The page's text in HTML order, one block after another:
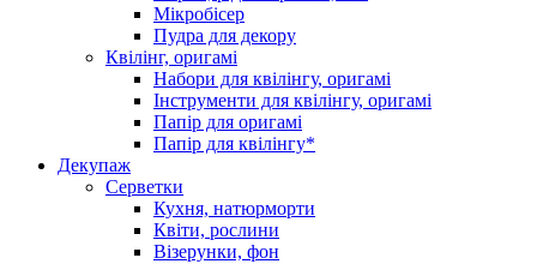
Мікробісер
Пудра для декору
Квілінг, оригамі
Набори для квілінгу, оригамі
Інструменти для квілінгу, оригамі
Папір для оригамі
Папір для квілінгу*
Декупаж
Серветки
Кухня, натюрморти
Квіти, рослини
Візерунки, фон